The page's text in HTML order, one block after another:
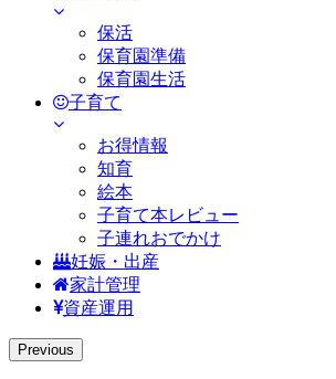
保活
保育園準備
保育園生活
子育て
お得情報
知育
絵本
子育て本レビュー
子連れおでかけ
妊娠・出産
家計管理
資産運用
Previous